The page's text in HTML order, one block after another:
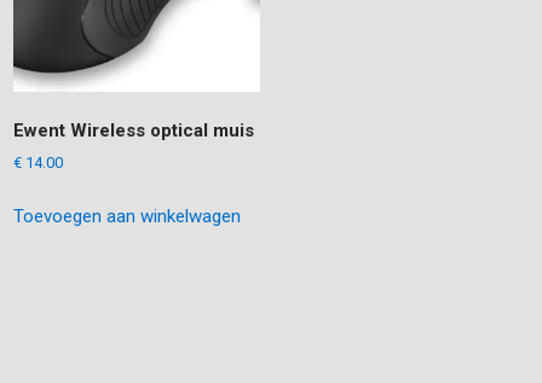
Ewent Wireless optical muis
€ 14.00
Toevoegen aan winkelwagen